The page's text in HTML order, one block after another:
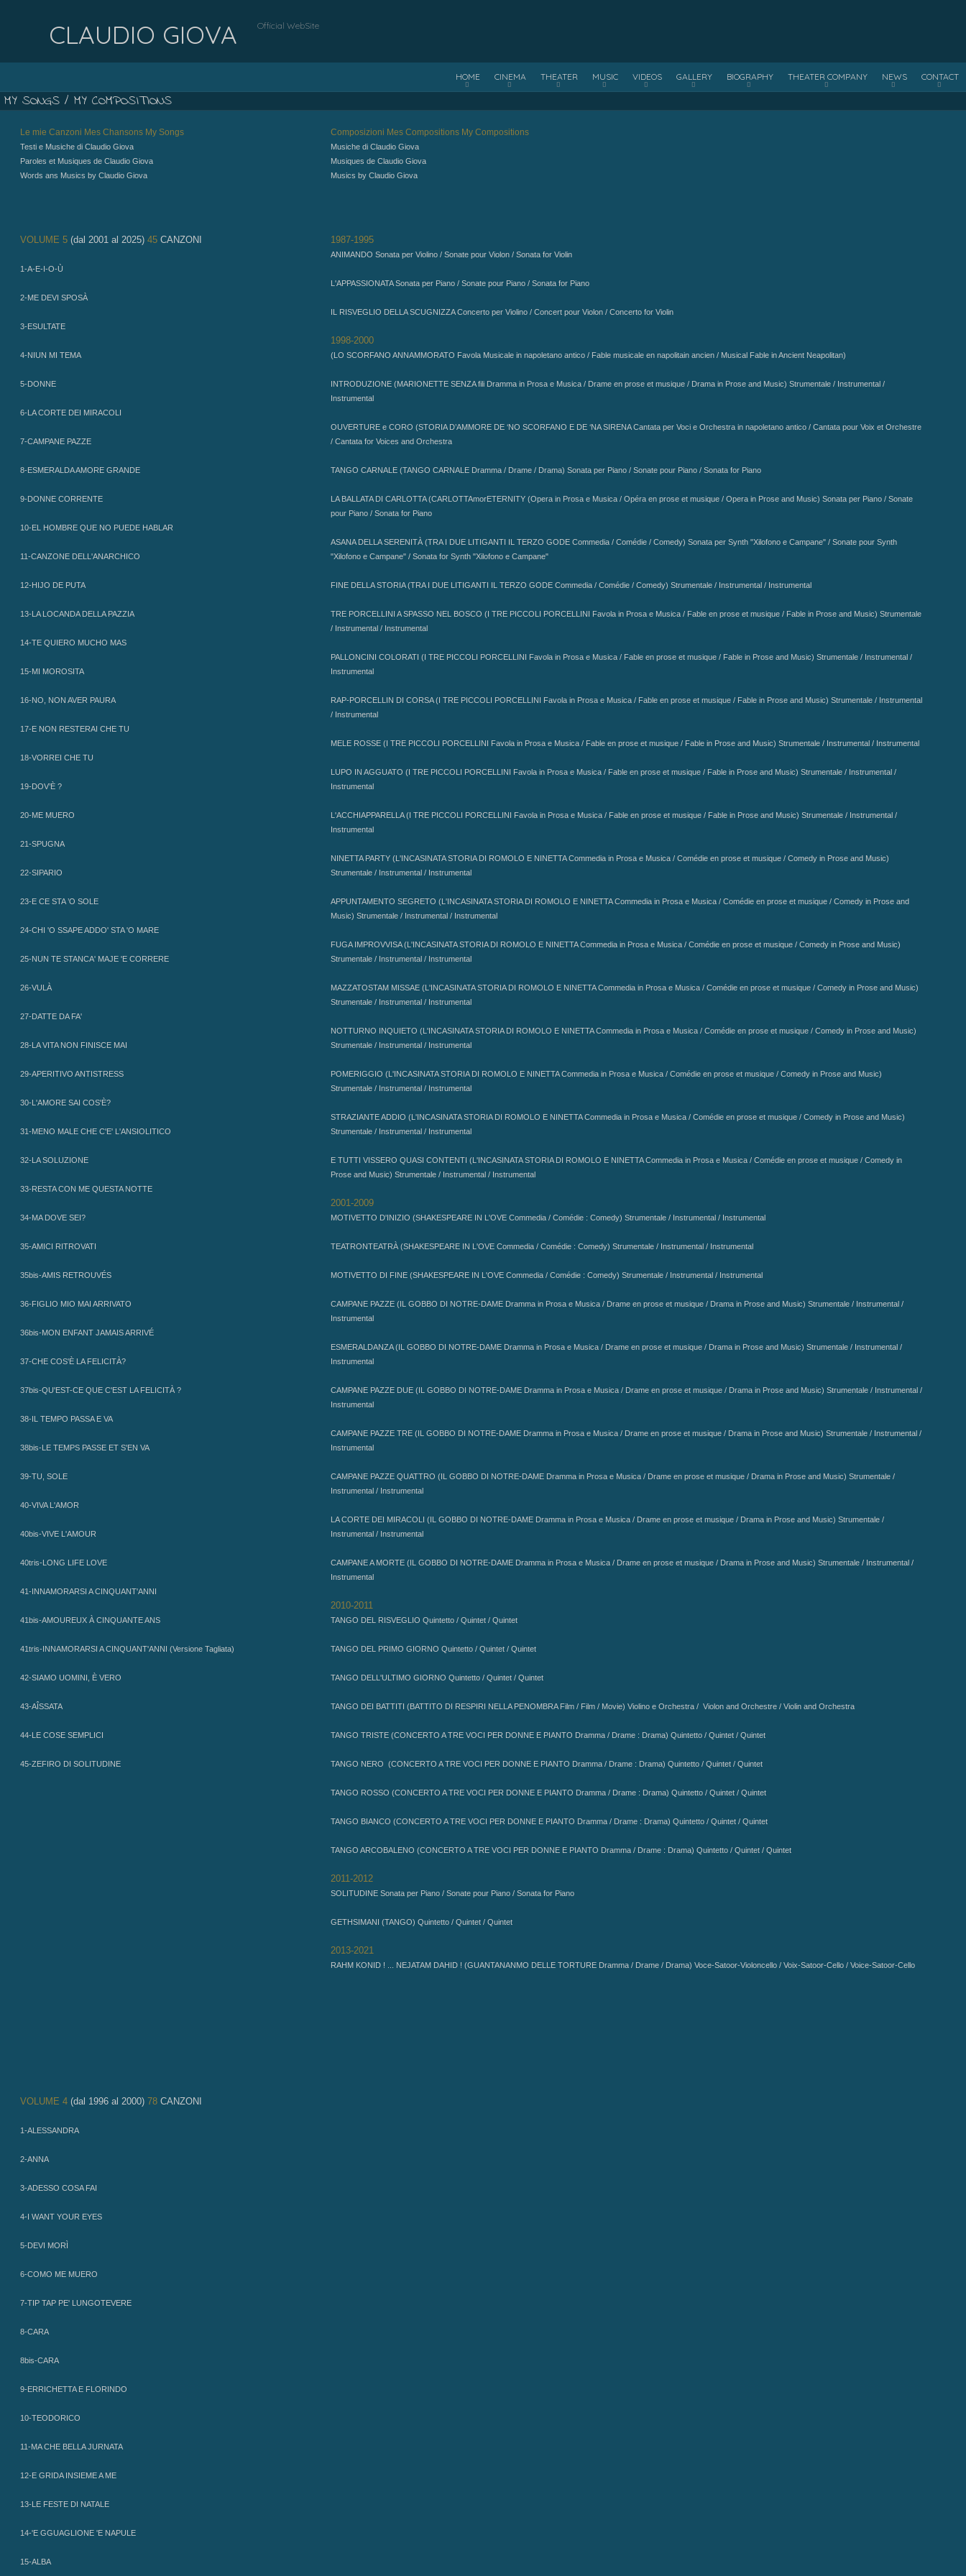
CLAUDIO GIOVA Official WebSite
HOME CINEMA THEATER MUSIC VIDEOS GALLERY BIOGRAPHY THEATER COMPANY NEWS CONTACT
MY SONGS / MY COMPOSITIONS
Le mie Canzoni Mes Chansons My Songs
Testi e Musiche di Claudio Giova
Paroles et Musiques de Claudio Giova
Words ans Musics by Claudio Giova
Composizioni Mes Compositions My Compositions
Musiche di Claudio Giova
Musiques de Claudio Giova
Musics by Claudio Giova
VOLUME 5 (dal 2001 al 2025) 45 CANZONI
1-A-E-I-O-Ù
2-ME DEVI SPOSÀ
3-ESULTATE
4-NIUN MI TEMA
5-DONNE
6-LA CORTE DEI MIRACOLI
7-CAMPANE PAZZE
8-ESMERALDA AMORE GRANDE
9-DONNE CORRENTE
10-EL HOMBRE QUE NO PUEDE HABLAR
11-CANZONE DELL'ANARCHICO
12-HIJO DE PUTA
13-LA LOCANDA DELLA PAZZIA
14-TE QUIERO MUCHO MAS
15-MI MOROSITA
16-NO, NON AVER PAURA
17-E NON RESTERAI CHE TU
18-VORREI CHE TU
19-DOV’È ?
20-ME MUERO
21-SPUGNA
22-SIPARIO
23-E CE STA ’O SOLE
24-CHI 'O SSAPE ADDO' STA 'O MARE
25-NUN TE STANCA' MAJE 'E CORRERE
26-VULÀ
27-DATTE DA FA'
28-LA VITA NON FINISCE MAI
29-APERITIVO ANTISTRESS
30-L'AMORE SAI COS'È?
31-MENO MALE CHE C'E' L'ANSIOLITICO
32-LA SOLUZIONE
33-RESTA CON ME QUESTA NOTTE
34-MA DOVE SEI?
35-AMICI RITROVATI
35bis-AMIS RETROUVÉS
36-FIGLIO MIO MAI ARRIVATO
36bis-MON ENFANT JAMAIS ARRIVÉ
37-CHE COS'È LA FELICITÀ?
37bis-QU'EST-CE QUE C'EST LA FELICITÀ ?
38-IL TEMPO PASSA E VA
38bis-LE TEMPS PASSE ET S'EN VA
39-TU, SOLE
40-VIVA L'AMOR
40bis-VIVE L'AMOUR
40tris-LONG LIFE LOVE
41-INNAMORARSI A CINQUANT'ANNI
41bis-AMOUREUX À CINQUANTE ANS
41tris-INNAMORARSI A CINQUANT'ANNI (Versione Tagliata)
42-SIAMO UOMINI, È VERO
43-AÎSSATA
44-LE COSE SEMPLICI
45-ZEFIRO DI SOLITUDINE
1987-1995
ANIMANDO Sonata per Violino / Sonate pour Violon / Sonata for Violin
L'APPASSIONATA Sonata per Piano / Sonate pour Piano / Sonata for Piano
IL RISVEGLIO DELLA SCUGNIZZA Concerto per Violino / Concert pour Violon / Concerto for Violin
1998-2000
INTRODUZIONE (MARIONETTE SENZA fili Dramma in Prosa e Musica / Drame en prose et musique / Drama in Prose and Music) Strumentale / Instrumental /
OUVERTURE e CORO (STORIA D’AMMORE DE ‘NO SCORFANO E DE ‘NA SIRENA Cantata per Voci e Orchestra in napoletano antico / Cantata pour Voix et Orchestre
/ Cantata for Voices and Orchestra
TANGO CARNALE (TANGO CARNALE Dramma / Drame / Drama) Sonata per Piano / Sonate pour Piano / Sonata for Piano
LA BALLATA DI CARLOTTA (CARLOTTAmorETERNITY (Opera in Prosa e Musica / Opéra en prose et musique / Opera in Prose and Music) Sonata per Piano / Sonate
pour Piano / Sonata for Piano
ASANA DELLA SERENITÀ(TRA I DUE LITIGANTI IL TERZO GODE Commedia / Comédie / Comedy)Sonata per Synth "Xilofono e Campane" / Sonate pour Synth
"Xilofono e Campane" / Sonata for Synth "Xilofono e Campane"
FINE DELLA STORIA(TRA I DUE LITIGANTI IL TERZO GODE Commedia / Comédie / Comedy)Strumentale / Instrumental / Instrumental
TRE PORCELLINI A SPASSO NEL BOSCO (I TRE PICCOLI PORCELLINI Favola in Prosa e Musica / Fable en prose et musique / Fable in Prose and Music) Strumentale
/ Instrumental / Instrumental
PALLONCINI COLORATI (I TRE PICCOLI PORCELLINI Favola in Prosa e Musica / Fable en prose et musique / Fable in Prose and Music) Strumentale / Instrumental /
Instrumental
RAP-PORCELLIN DI CORSA (I TRE PICCOLI PORCELLINI Favola in Prosa e Musica / Fable en prose et musique / Fable in Prose and Music) Strumentale / Instrumental
/ Instrumental
MELE ROSSE (I TRE PICCOLI PORCELLINI Favola in Prosa e Musica / Fable en prose et musique / Fable in Prose and Music) Strumentale / Instrumental / Instrumental
LUPO IN AGGUATO (I TRE PICCOLI PORCELLINI Favola in Prosa e Musica / Fable en prose et musique / Fable in Prose and Music) Strumentale / Instrumental /
Instrumental
L'ACCHIAPPARELLA (I TRE PICCOLI PORCELLINI Favola in Prosa e Musica / Fable en prose et musique / Fable in Prose and Music) Strumentale / Instrumental /
Instrumental
NINETTA PARTY (L'INCASINATA STORIA DI ROMOLO E NINETTACommedia in Prosa e Musica / Comédie en prose et musique / Comedy in Prose and Music)
APPUNTAMENTO SEGRETO (L'INCASINATA STORIA DI ROMOLO E NINETTACommedia in Prosa e Musica / Comédie en prose et musique / Comedy in Prose and
Music) Strumentale / Instrumental / Instrumental
FUGA IMPROVVISA (L'INCASINATA STORIA DI ROMOLO E NINETTACommedia in Prosa e Musica / Comédie en prose et musique / Comedy in Prose and Music)
Strumentale / Instrumental / Instrumental
MAZZATOSTAM MISSAE (L'INCASINATA STORIA DI ROMOLO E NINETTACommedia in Prosa e Musica / Comédie en prose et musique / Comedy in Prose and Music)
Strumentale / Instrumental / Instrumental
NOTTURNO INQUIETO (L'INCASINATA STORIA DI ROMOLO E NINETTACommedia in Prosa e Musica / Comédie en prose et musique / Comedy in Prose and Music)
Strumentale / Instrumental / Instrumental
POMERIGGIO (L'INCASINATA STORIA DI ROMOLO E NINETTACommedia in Prosa e Musica / Comédie en prose et musique / Comedy in Prose and Music)
Strumentale / Instrumental / Instrumental
STRAZIANTE ADDIO (L'INCASINATA STORIA DI ROMOLO E NINETTACommedia in Prosa e Musica / Comédie en prose et musique / Comedy in Prose and Music)
Strumentale / Instrumental / Instrumental
E TUTTI VISSERO QUASI CONTENTI (L'INCASINATA STORIA DI ROMOLO E NINETTACommedia in Prosa e Musica / Comédie en prose et musique / Comedy in
Prose and Music) Strumentale / Instrumental / Instrumental
MOTIVETTO D'INIZIO (SHAKESPEARE IN L'OVE Commedia / Comédie : Comedy)Strumentale / Instrumental / Instrumental
TEATRONTEATRÀ (SHAKESPEARE IN L'OVE Commedia / Comédie : Comedy)
MOTIVETTO DI FINE (SHAKESPEARE IN L'OVE Commedia / Comédie : Comedy)
CAMPANE PAZZE (IL GOBBO DI NOTRE-DAME Dramma in Prosa e Musica / Drame en prose et musique / Drama in Prose and Music) Strumentale / Instrumental /
Instrumental
ESMERALDANZA (IL GOBBO DI NOTRE-DAME Dramma in Prosa e Musica / Drame en prose et musique / Drama in Prose and Music) Strumentale / Instrumental /
Instrumental
CAMPANE PAZZE DUE (IL GOBBO DI NOTRE-DAME Dramma in Prosa e Musica / Drame en prose et musique / Drama in Prose and Music) Strumentale / Instrumental /
Instrumental
CAMPANE PAZZE TRE (IL GOBBO DI NOTRE-DAME Dramma in Prosa e Musica / Drame en prose et musique / Drama in Prose and Music) Strumentale / Instrumental /
Instrumental
CAMPANE PAZZE QUATTRO (IL GOBBO DI NOTRE-DAME Dramma in Prosa e Musica / Drame en prose et musique / Drama in Prose and Music) Strumentale /
Instrumental / Instrumental
LA CORTE DEI MIRACOLI (IL GOBBO DI NOTRE-DAME Dramma in Prosa e Musica / Drame en prose et musique / Drama in Prose and Music) Strumentale /
Instrumental / Instrumental
CAMPANE A MORTE (IL GOBBO DI NOTRE-DAME Dramma in Prosa e Musica / Drame en prose et musique / Drama in Prose and Music) Strumentale / Instrumental /
Instrumental
TANGO DEL RISVEGLIO Quintetto / Quintet / Quintet
TANGO DEL PRIMO GIORNO Quintetto / Quintet / Quintet
TANGO DELL'ULTIMO GIORNO Quintetto / Quintet / Quintet
TANGO DEI BATTITI (BATTITO DI RESPIRI NELLA PENOMBRA Film / Film / Movie) Violino e Orchestra / Violon and Orchestre / Violin and Orchestra
TANGO TRISTE (CONCERTO A TRE VOCI PER DONNE E PIANTO Dramma / Drame : Drama)
TANGO NERO (CONCERTO A TRE VOCI PER DONNE E PIANTO Dramma / Drame : Drama)Quintetto / Quintet / Quintet
TANGO ROSSO(CONCERTO A TRE VOCI PER DONNE E PIANTO Dramma / Drame : Drama)Quintetto / Quintet / Quintet
TANGO BIANCO(CONCERTO A TRE VOCI PER DONNE E PIANTO Dramma / Drame : Drama)Quintetto / Quintet / Quintet
TANGO ARCOBALENO(CONCERTO A TRE VOCI PER DONNE E PIANTO Dramma / Drame : Drama)Quintetto / Quintet / Quintet
2011-2012
SOLITUDINE
GETHSIMANI (TANGO) Quintetto / Quintet / Quintet
RAHM KONID ! ... NEJATAM DAHID ! (GUANTANANMO DELLE TORTURE Dramma / Drame / Drama) Voce-Satoor-Violoncello / Voix-Satoor-Cello / Voice-Satoor-Cello
VOLUME 4 (dal 1996 al 2000) 78
1-ALESSANDRA
2-ANNA
3-ADESSO COSA FAI
4-I WANT YOUR EYES
5-DEVI MORÌ
6-COMO ME MUERO
7-TIP TAP PE' LUNGOTEVERE
8-CARA
8bis-CARA
9-ERRICHETTA E FLORINDO
10-TEODORICO
11-MA CHE BELLA JURNATA
12-E GRIDA INSIEME A ME
13-LE FESTE DI NATALE
14-'E GGUAGLIONE 'E NAPULE
15-ALBA